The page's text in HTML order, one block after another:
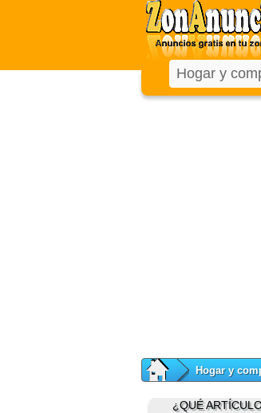
Hogar y
¿QUÉ